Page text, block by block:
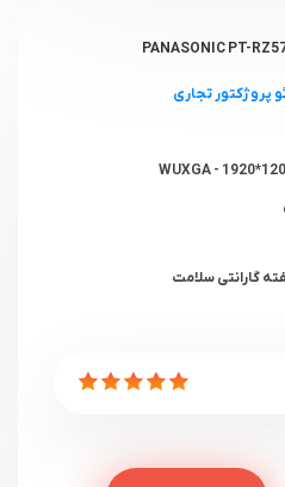
پروژکتور تجاری
WUXGA -